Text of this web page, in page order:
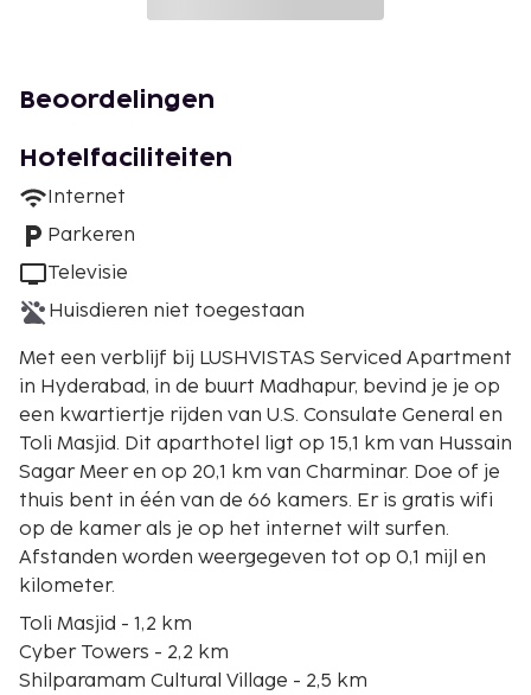
Beoordelingen
Hotelfaciliteiten
Internet
Parkeren
Televisie
Huisdieren niet toegestaan
Met een verblijf bij LUSHVISTAS Serviced Apartment
in Hyderabad, in de buurt Madhapur, bevind je je op
een kwartiertje rijden van U.S. Consulate General en
Toli Masjid. Dit aparthotel ligt op 15,1 km van Hussain
Sagar Meer en op 20,1 km van Charminar. Doe of je
thuis bent in één van de 66 kamers. Er is gratis wifi
op de kamer als je op het internet wilt surfen.
Afstanden worden weergegeven tot op 0,1 mijl en
kilometer.
Toli Masjid - 1,2 km
Cyber Towers - 2,2 km
Shilparamam Cultural Village - 2,5 km